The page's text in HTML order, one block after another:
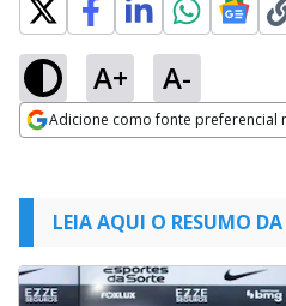
A+ A-
Adicione como fonte preferencial
LEIA AQUI O RESUMO